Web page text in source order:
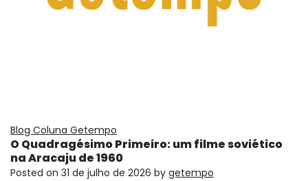
Blog Coluna Getempo
O Quadragésimo Primeiro: um filme soviético
na Aracaju de 1960
Posted on 31 de julho de 2026 by getempo